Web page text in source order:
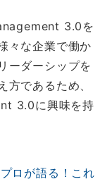
3.0を
々な企業で働か
ーダーシップを
であるため、
3.0に興味を持
ロが語る！これ